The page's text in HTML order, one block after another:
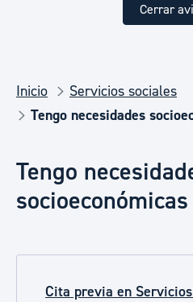
Cerrar
Inicio
Servicios sociales
Tengo necesidades
Tengo
socioeconómicas
Cita previa en